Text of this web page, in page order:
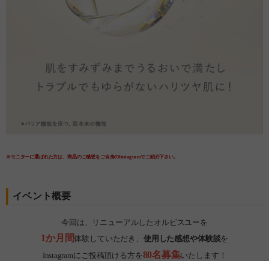
※モニターに選ばれた方は、商品のご感想をご自身のInstagramでご紹介下さい。
イベント概要
今回は、リニューアルしたオルビスユーを
1か月間体験していただき、 使用した感想や体験談を
Instagramにご投稿頂ける方を80名募集いたします！